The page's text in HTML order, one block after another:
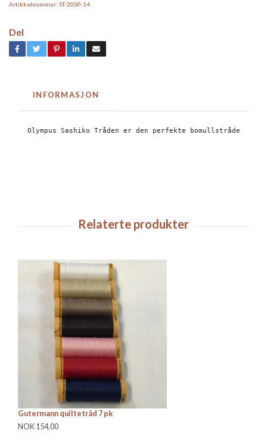
Artikkelnummer: ST-20SP-14
Del
INFORMASJON
Olympus Sashiko Tråden er den perfekte
Gutermann quiltetråd 7 pk
NOK 154,00